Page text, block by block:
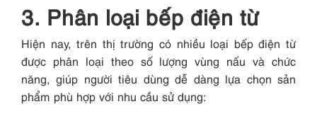
3. Phân loại bếp điện từ
Hiện nay, trên thị trường có nhiều loại bếp điện từ
được phân loại theo số lượng vùng nấu và chức
năng, giúp người tiêu dùng dễ dàng lựa chọn sản
phẩm phù hợp với nhu cầu sử dụng: